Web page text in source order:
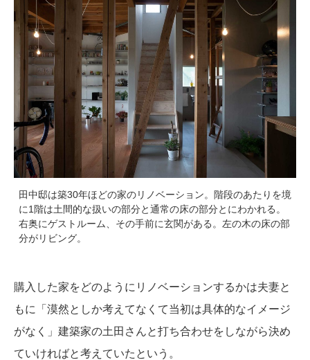
田中邸は築30年ほどの家のリノベーション。階段のあたりを境
に1階は土間的な扱いの部分と通常の床の部分とにわかれる。
右奥にゲストルーム、その手前に玄関がある。左の木の床の部
分がリビング。
購入した家をどのようにリノベーションするかは夫妻と
もに「漠然としか考えてなくて当初は具体的なイメージ
がなく」建築家の土田さんと打ち合わせをしながら決め
ていければと考えていたという。